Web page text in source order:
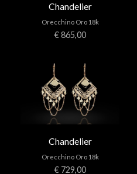
Chandelier
Orecchino Oro 18k
€ 865,00
Chandelier
Orecchino Oro 18k
€ 729,00